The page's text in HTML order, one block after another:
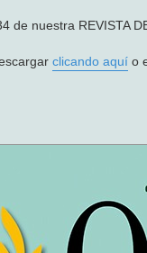
de nuestra REVISTA
clicando aquí o